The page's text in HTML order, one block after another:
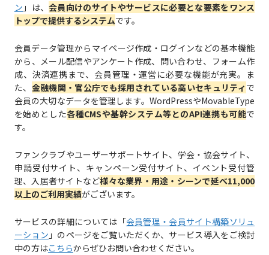
ン 」は、会員向けのサイトやサービスに必要とな要素をワンス
トップで提供するシステムです。
会員データ管理からマイページ作成・ログインなどの基本機能
から、メール配信やアンケート作成、問い合わせ、フォーム作
成、決済連携まで、会員管理・運営に必要な機能が充実。ま
た、 金融機関・官公庁でも採用されている高いセキュリティ で
会員の大切なデータを管理します。WordPressやMovableType
を始めとした各種CMSや基幹システム等とのAPI連携も可能で
す。
ファンクラブやユーザーサポートサイト、学会・協会サイト、
申請受付サイト、キャンペーン受付サイト、イベント受付管
理、入居者サイトなど様々な業界・用途・シーンで延べ11,000
以上のご利用実績がございます。
サービスの詳細については「会員管理・会員サイト構築ソリュ
ーション 」のページをご覧いただくか、サービス導入をご検討
中の方はこちらからぜひお問い合わせください。